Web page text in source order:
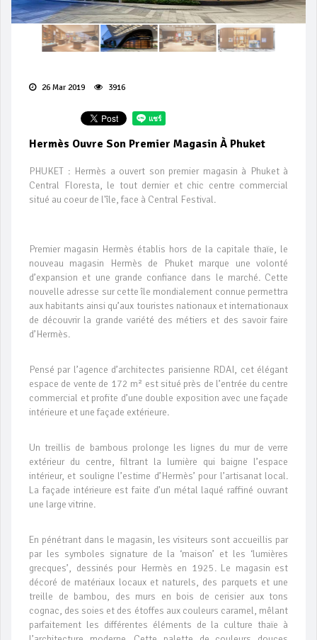
26 Mar 2019 3916
Hermès Ouvre Son Premier Magasin À Phuket
PHUKET : Hermès a ouvert son premier magasin à Phuket à
Central Floresta, le tout dernier et chic centre commercial
situé au coeur de l'île, face à Central Festival.
Premier magasin Hermès établis hors de la capitale thaïe, le
nouveau magasin Hermès de Phuket marque une volonté
d’expansion et une grande confiance dans le marché. Cette
nouvelle adresse sur cette île mondialement connue permettra
aux habitants ainsi qu’aux touristes nationaux et internationaux
de découvrir la grande variété des métiers et des savoir faire
d’Hermès.
Pensé par l’agence d’architectes parisienne RDAI, cet élégant
espace de vente de 172 m² est situé près de l’entrée du centre
commercial et profite d’une double exposition avec une façade
intérieure et une façade extérieure.
Un treillis de bambous prolonge les lignes du mur de verre
extérieur du centre, filtrant la lumière qui baigne l’espace
intérieur, et souligne l’estime d’Hermès’ pour l’artisanat local.
La façade intérieure est faite d’un métal laqué raffiné ouvrant
une large vitrine.
En pénétrant dans le magasin, les visiteurs sont accueillis par
par les symboles signature de la ‘maison’ et les ‘lumières
grecques’, dessinés pour Hermès en 1925. Le magasin est
décoré de matériaux locaux et naturels, des parquets et une
treille de bambou, des murs en bois de cerisier aux tons
cognac, des soies et des étoffes aux couleurs caramel, mêlant
parfaitement les différentes éléments de la culture thaïe à